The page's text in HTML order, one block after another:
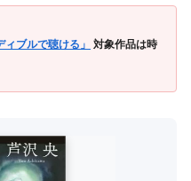
ィブルで聴ける」
対象作品は時